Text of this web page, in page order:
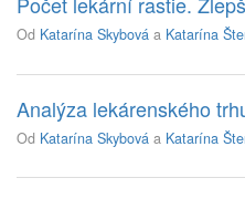
Od Katarína Skybová a Katarína
Analýza lekárenského
Od Katarína Skybová a Katarína